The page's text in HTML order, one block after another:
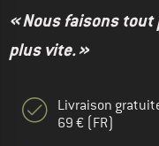
« Nous faisons tout
plus vite. »
Livraison
69 € (FR)